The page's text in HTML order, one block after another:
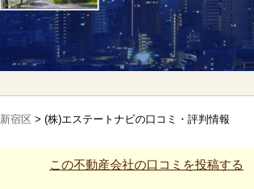
新宿区 > (株)エステートナビの口コミ・評判情報
この不動産会社の口コミを投稿する